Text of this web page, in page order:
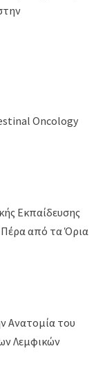
Oncology
Εκπαίδευσης
Πέρα από τα Όρια
Ανατομία του
Λεμφικών